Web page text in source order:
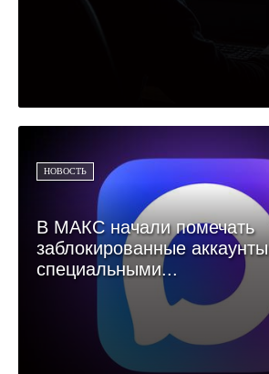
НОВОСТЬ
В МАКС начали помечать
заблокированные аккаунты
специальными...